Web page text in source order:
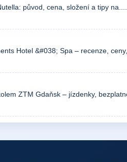
původ, cena, složení a tipy
Hotel &#038; Spa – recenze,
ZTM Gdaňsk – jízdenky,